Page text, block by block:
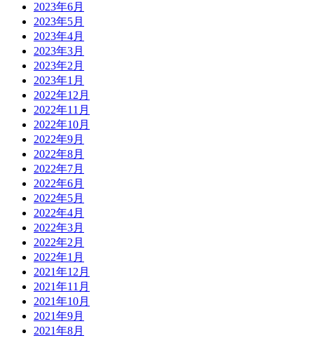
2023年6月
2023年5月
2023年4月
2023年3月
2023年2月
2023年1月
2022年12月
2022年11月
2022年10月
2022年9月
2022年8月
2022年7月
2022年6月
2022年5月
2022年4月
2022年3月
2022年2月
2022年1月
2021年12月
2021年11月
2021年10月
2021年9月
2021年8月